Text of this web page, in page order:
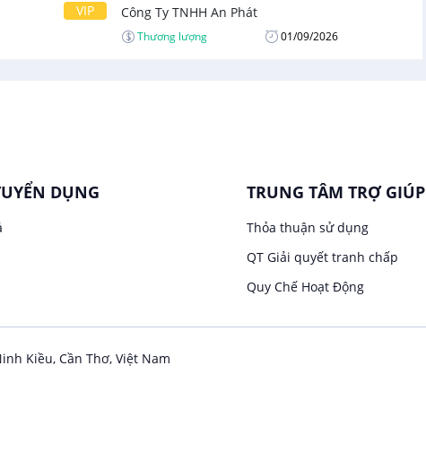
VIP Công Ty TNHH An Phát
Thương lượng 01/09/2026
DỤNG TRUNG TÂM TRỢ GIÚP
Thỏa thuận sử dụng
QT Giải quyết tranh chấp
Quy Chế Hoạt Động
Kiều, Cần Thơ, Việt Nam